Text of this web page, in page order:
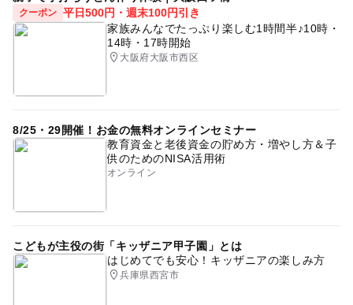
クーポン 平日500円・週末100円引き
家族みんなでたっぷり楽しむ1時間半♪10時・
14時・17時開始
大阪府大阪市西区
8/25・29開催！お金の無料オンラインセミナー
教育資金と老後資金の貯め方・増やし方＆子
供のためのNISA活用術
オンライン
こどもが主役の街「キッザニア甲子園」とは
はじめてでも安心！キッザニアの楽しみ方
兵庫県西宮市